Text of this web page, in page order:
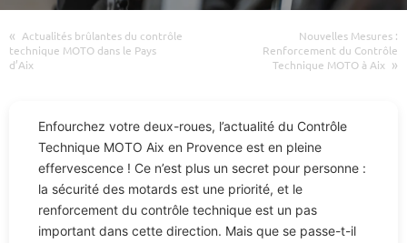
«
Actualités brûlantes du contrôle
technique MOTO dans le Pays
d’Aix
Nouvelles Mesures :
Renforcement du Contrôle
Technique MOTO à Aix
»
Enfourchez votre deux-roues, l’actualité du Contrôle
Technique MOTO Aix en Provence est en pleine
effervescence ! Ce n’est plus un secret pour personne :
la sécurité des motards est une priorité, et le
renforcement du contrôle technique est un pas
important dans cette direction. Mais que se passe-t-il